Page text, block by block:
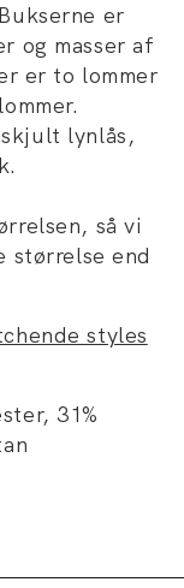
er
og masser af
er to lommer
lynlås,
så vi
størrelse end
styles
31%